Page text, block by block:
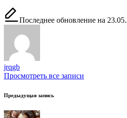
Последнее обновление на
jrqgb
Просмотреть все записи
Навигация
записи
Предыдущая запись